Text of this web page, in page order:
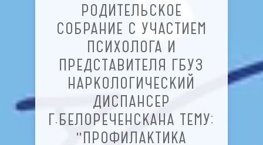
РОДИТЕЛЬСКОЕ
СОБРАНИЕ С УЧАСТИЕМ
ПСИХОЛОГА И
ПРЕДСТАВИТЕЛЯ ГБУЗ
НАРКОЛОГИЧЕСКИЙ
ДИСПАНСЕР
Г.БЕЛОРЕЧЕНСКАНА ТЕМУ:
"ПРОФИЛАКТИКА